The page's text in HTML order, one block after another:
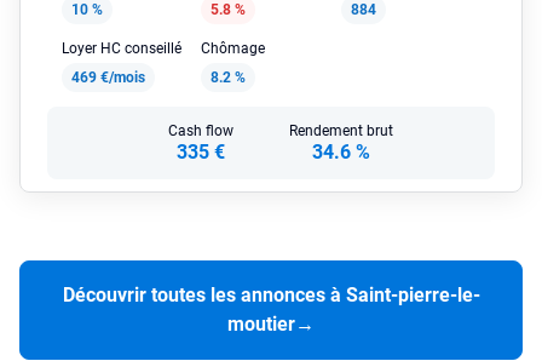
10 %
5.8 %
884
Loyer HC conseillé
469 €/mois
Chômage
8.2 %
Cash flow
335 €
Rendement brut
34.6 %
Découvrir toutes les annonces à Saint-pierre-le-
moutier→